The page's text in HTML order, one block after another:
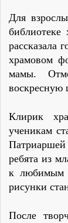
Для
рассказала
храмовом
мамы.
воскресную
Клирик
ученикам
ребята из
к любимым
рисунки
После